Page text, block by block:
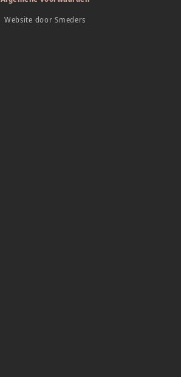
Website doorSmeders